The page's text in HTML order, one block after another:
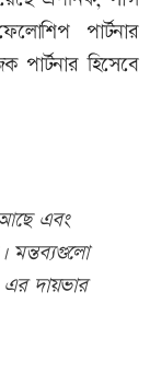
পার্টনার
পার্টনার হিসেবে
এবং
মন্তব্যগুলো
দায়ভার